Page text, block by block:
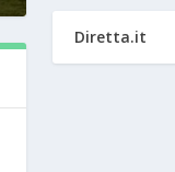
Diretta.it